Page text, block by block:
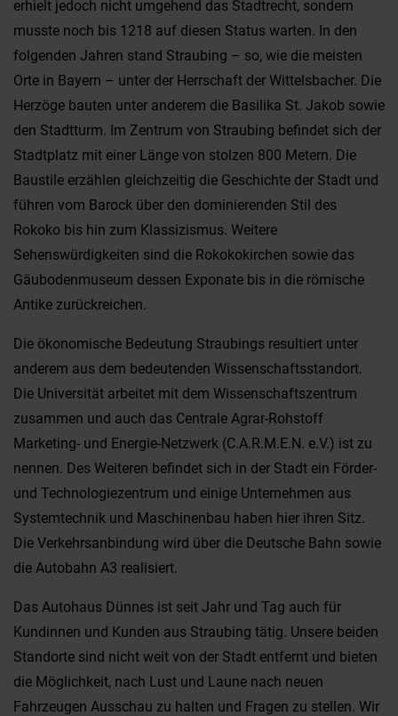
erhielt jedoch nicht umgehend das Stadtrecht, sondern
musste noch bis 1218 auf diesen Status warten. In den
folgenden Jahren stand Straubing – so, wie die meisten
Orte in Bayern – unter der Herrschaft der Wittelsbacher. Die
Herzöge bauten unter anderem die Basilika St. Jakob sowie
den Stadtturm. Im Zentrum von Straubing befindet sich der
Stadtplatz mit einer Länge von stolzen 800 Metern. Die
Baustile erzählen gleichzeitig die Geschichte der Stadt und
führen vom Barock über den dominierenden Stil des
Rokoko bis hin zum Klassizismus. Weitere
Sehenswürdigkeiten sind die Rokokokirchen sowie das
Gäubodenmuseum dessen Exponate bis in die römische
Antike zurückreichen.
Die ökonomische Bedeutung Straubings resultiert unter
anderem aus dem bedeutenden Wissenschaftsstandort.
Die Universität arbeitet mit dem Wissenschaftszentrum
zusammen und auch das Centrale Agrar-Rohstoff
Marketing- und Energie-Netzwerk (C.A.R.M.E.N. e.V.) ist zu
nennen. Des Weiteren befindet sich in der Stadt ein Förder-
und Technologiezentrum und einige Unternehmen aus
Systemtechnik und Maschinenbau haben hier ihren Sitz.
Die Verkehrsanbindung wird über die Deutsche Bahn sowie
die Autobahn A3 realisiert.
Das Autohaus Dünnes ist seit Jahr und Tag auch für
Kundinnen und Kunden aus Straubing tätig. Unsere beiden
Standorte sind nicht weit von der Stadt entfernt und bieten
die Möglichkeit, nach Lust und Laune nach neuen
Fahrzeugen Ausschau zu halten und Fragen zu stellen. Wir